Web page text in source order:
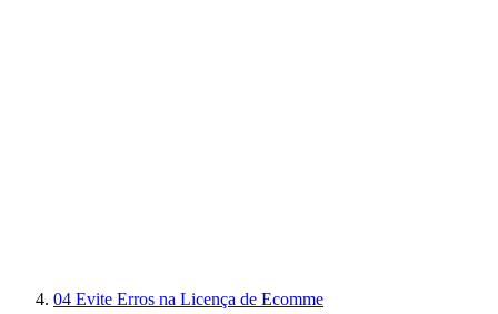
04 Evite Erros na Licença de Ecomme